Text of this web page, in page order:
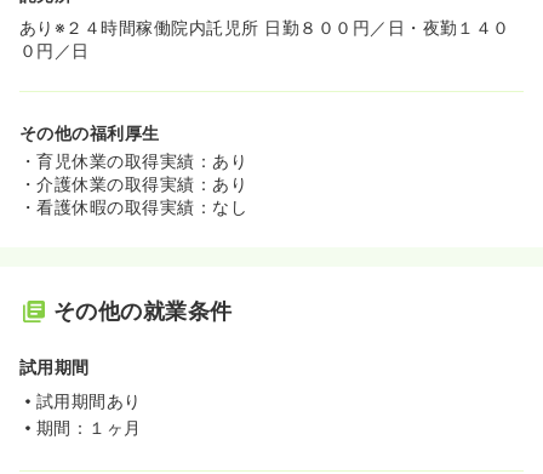
あり※２４時間稼働院内託児所 日勤８００円／日・夜勤１４０
０円／日
その他の福利厚生
・育児休業の取得実績：あり
・介護休業の取得実績：あり
・看護休暇の取得実績：なし
その他の就業条件
試用期間
試用期間あり
期間：１ヶ月